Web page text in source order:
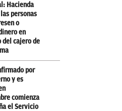
Hacienda
personas
o
en
del cajero de
por
y es
comienza
el Servicio